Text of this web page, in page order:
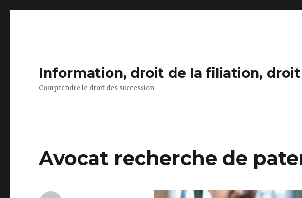
Information, droit de la filiation, droit
Comprendre le droit des succession
Avocat recherche de